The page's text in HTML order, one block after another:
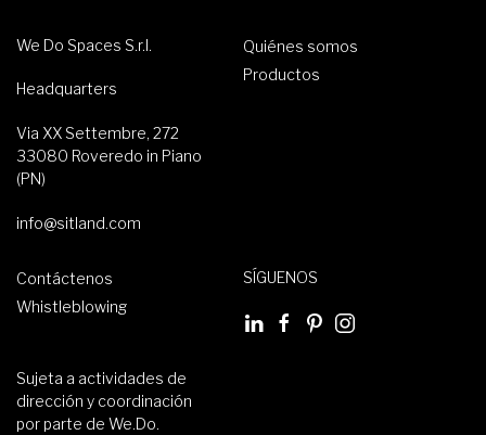
We Do Spaces S.r.l.
Headquarters
Via XX Settembre, 272
33080 Roveredo in Piano
(PN)
info@sitland.com
Quiénes somos
Productos
Contáctenos
Whistleblowing
SÍGUENOS
Sujeta a actividades de
dirección y coordinación
por parte de We.Do.